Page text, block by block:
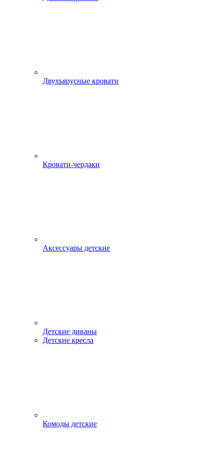
Двухъярусные кровати
Кровати-чердаки
Аксессуары детские
Детские диваны
Детские кресла
Комоды детские